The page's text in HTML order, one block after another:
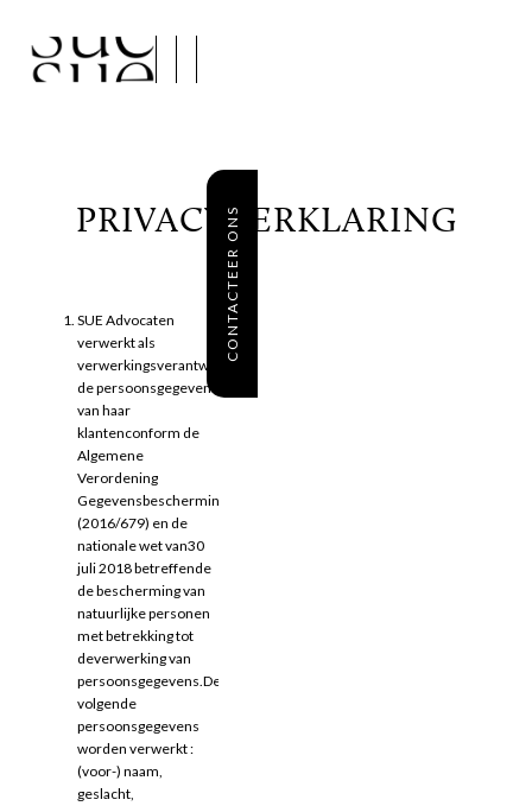
CONTACTEER ONS
PRIVACYVERKLARING
SUE Advocaten
verwerkt als
verwerkingsverantwoordelijke
de persoonsgegevens
van haar
klantenconform de
Algemene
Verordening
Gegevensbescherming
(2016/679) en de
nationale wet van30
juli 2018 betreffende
de bescherming van
natuurlijke personen
met betrekking tot
deverwerking van
persoonsgegevens.De
volgende
persoonsgegevens
worden verwerkt :
(voor-) naam,
geslacht,